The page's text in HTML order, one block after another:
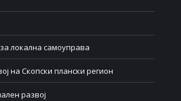
локална самоуправа
на Скопски плански регион
развој